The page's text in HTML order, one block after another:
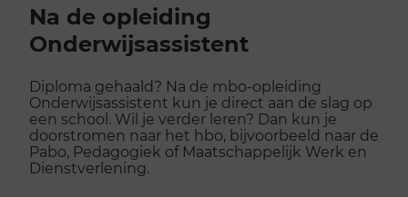
Na de opleiding
Onderwijsassistent
Diploma gehaald? Na de mbo-opleiding
Onderwijsassistent kun je direct aan de slag op
een school. Wil je verder leren? Dan kun je
doorstromen naar het hbo, bijvoorbeeld naar de
Pabo, Pedagogiek of Maatschappelijk Werk en
Dienstverlening.